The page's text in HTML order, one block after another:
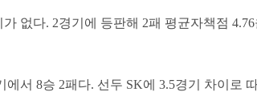
없다. 2경기에 등판해 2패 평균자책점 4.76
에서 8승 2패다. 선두 SK에 3.5경기 차이로